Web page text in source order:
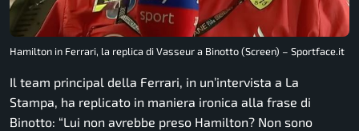
Hamilton in Ferrari, la replica di Vasseur a Binotto (Screen) – Sportface.it
Il team principal della Ferrari, in un’intervista a La
Stampa, ha replicato in maniera ironica alla frase di
Binotto: “Lui non avrebbe preso Hamilton? Non sono